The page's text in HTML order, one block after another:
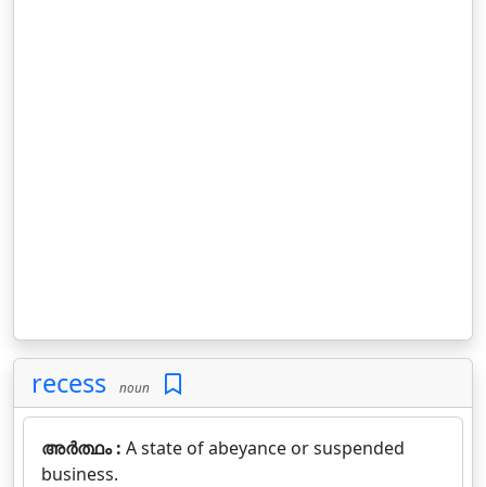
recess noun
അർത്ഥം : A state of abeyance or suspended
business.